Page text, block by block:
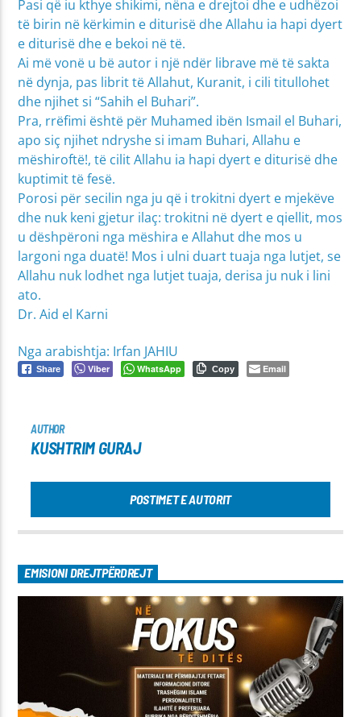
Pasi që iu kthye shikimi, nëna e drejtoi dhe e udhëzoi
të birin në kërkimin e diturisë dhe Allahu ia hapi dyert
e diturisë dhe e bekoi në të.
Ai më vonë u bë autor i një ndër librave më të sakta
në dynja, pas librit të Allahut, Kuranit, i cili titullohet
dhe njihet si “Sahih el Buhari”.
Pra, rrëfimi është për Muhamed ibën Ismail el Buhari,
apo siç njihet ndryshe si imam Buhari, Allahu e
mëshiroftë!, të cilit Allahu ia hapi dyert e diturisë dhe
kuptimit të fesë.
Porosi për secilin nga ju që i trokitni dyert e mjekëve
dhe nuk keni gjetur ilaç: trokitni në dyert e qiellit, mos
u dëshpëroni nga mëshira e Allahut dhe mos u
largoni nga duatë! Mos i ulni duart tuaja nga lutjet, se
Allahu nuk lodhet nga lutjet tuaja, derisa ju nuk i lini
ato.
Dr. Aid el Karni
Nga arabishtja: Irfan JAHIU
Share Viber WhatsApp Copy Email
AUTHOR
KUSHTRIM GURAJ
POSTIMET E AUTORIT
EMISIONI DREJTPËRDREJT